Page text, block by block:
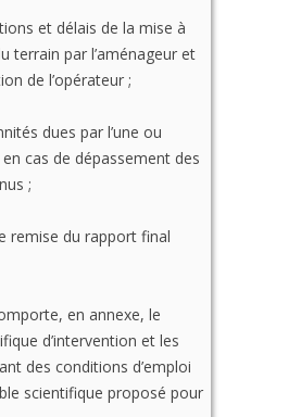
et délais de la mise à
terrain par l’aménageur et
de l’opérateur ;
dues par l’une ou
en cas de dépassement des
;
remise du rapport final
en annexe, le
d’intervention et les
des conditions d’emploi
scientifique proposé pour